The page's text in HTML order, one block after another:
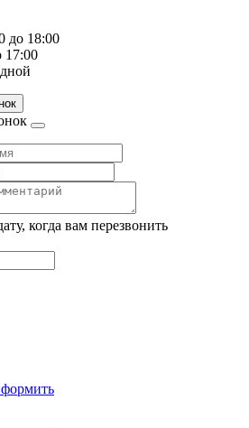
до 18:00
17:00
когда вам перезвонить